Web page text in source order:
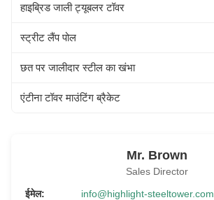
हाइब्रिड जाली ट्यूबलर टॉवर
स्ट्रीट लैंप पोल
छत पर जालीदार स्टील का खंभा
एंटीना टॉवर माउंटिंग ब्रैकेट
Mr. Brown
Sales Director
ईमेल:
info@highlight-steeltower.com